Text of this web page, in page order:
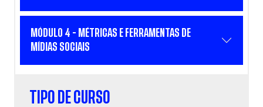
MÓDULO 4 - MÉTRICAS E FERRAMENTAS DE
MÍDIAS SOCIAIS
TIPO DE CURSO